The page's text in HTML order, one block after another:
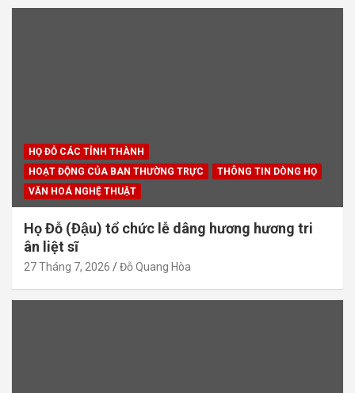
HỌ ĐỖ CÁC TỈNH THÀNH
HOẠT ĐỘNG CỦA BAN THƯỜNG TRỰC
THÔNG TIN DÒNG HỌ
VĂN HOÁ NGHỆ THUẬT
Họ Đỗ (Đậu) tổ chức lễ dâng hương hương tri
ân liệt sĩ
27 Tháng 7, 2026 Đỗ Quang Hòa